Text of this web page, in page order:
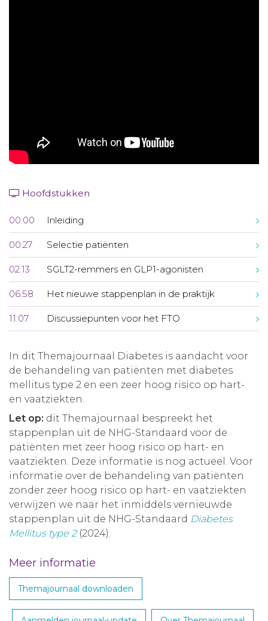
Hoofdstukken
00:00 Inleiding
00:27 Selectie patiënten
02:13 SGLT2-remmers en GLP1-agonisten
06:58 Het nieuwe stappenplan in de praktijk
11:07 Discussiepunten voor het FTO
In dit Themajournaal Diabetes is aandacht voor
de behandeling van patiënten met diabetes
mellitus type 2 en een zeer hoog risico op hart-
en vaatziekten.
Let op: dit Themajournaal bespreekt het
stappenplan uit de NHG-Standaard voor de
patiënten met zeer hoog risico op hart- en
vaatziekten. Deze informatie is nog actueel. Voor
informatie over de behandeling van patiënten
zonder zeer hoog risico op hart- en vaatziekten
verwijzen we naar het inmiddels vernieuwde
stappenplan uit de NHG-Standaard Diabetes
Mellitus type 2(2024).
Meer informatie
Themajournaal downloaden